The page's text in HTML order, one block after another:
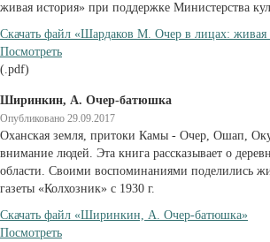
живая история» при поддержке Министерства
Cкачать файл «Шардаков М. Очер в лицах: живая
Посмотреть
(.pdf)
Ширинкин, А. Очер-батюшка
Опубликовано 29.09.2017
Оханская земля, притоки Камы - Очер, Ошап,
внимание людей. Эта книга рассказывает о
области. Своими воспоминаниями поделились
газеты «Колхозник» с 1930 г.
Cкачать файл «Ширинкин, А. Очер-батюшка»
Посмотреть